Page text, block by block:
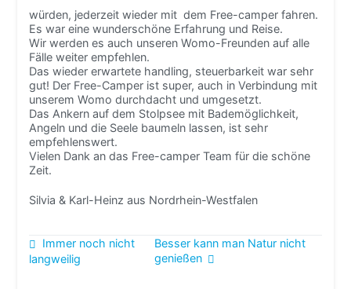
würden, jederzeit wieder mit dem Free-camper fahren.
Es war eine wunderschöne Erfahrung und Reise.
Wir werden es auch unseren Womo-Freunden auf alle
Fälle weiter empfehlen.
Das wieder erwartete handling, steuerbarkeit war sehr
gut! Der Free-Camper ist super, auch in Verbindung mit
unserem Womo durchdacht und umgesetzt.
Das Ankern auf dem Stolpsee mit Bademöglichkeit,
Angeln und die Seele baumeln lassen, ist sehr
empfehlenswert.
Vielen Dank an das Free-camper Team für die schöne
Zeit.
Silvia & Karl-Heinz aus Nordrhein-Westfalen
Beitragsnavigation
Immer noch nicht
langweilig
Besser kann man Natur nicht
genießen